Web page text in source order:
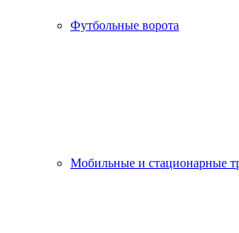
Футбольные ворота
Мобильные и стационарные